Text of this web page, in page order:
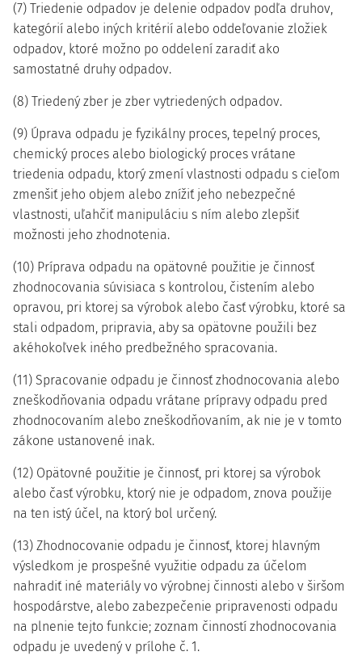
(7) Triedenie odpadov je delenie odpadov podľa druhov,
kategórií alebo iných kritérií alebo oddeľovanie zložiek
odpadov, ktoré možno po oddelení zaradiť ako
samostatné druhy odpadov.
(8) Triedený zber je zber vytriedených odpadov.
(9) Úprava odpadu je fyzikálny proces, tepelný proces,
chemický proces alebo biologický proces vrátane
triedenia odpadu, ktorý zmení vlastnosti odpadu s cieľom
zmenšiť jeho objem alebo znížiť jeho nebezpečné
vlastnosti, uľahčiť manipuláciu s ním alebo zlepšiť
možnosti jeho zhodnotenia.
(10) Príprava odpadu na opätovné použitie je činnosť
zhodnocovania súvisiaca s kontrolou, čistením alebo
opravou, pri ktorej sa výrobok alebo časť výrobku, ktoré sa
stali odpadom, pripravia, aby sa opätovne použili bez
akéhokoľvek iného predbežného spracovania.
(11) Spracovanie odpadu je činnosť zhodnocovania alebo
zneškodňovania odpadu vrátane prípravy odpadu pred
zhodnocovaním alebo zneškodňovaním, ak nie je v tomto
zákone ustanovené inak.
(12) Opätovné použitie je činnosť, pri ktorej sa výrobok
alebo časť výrobku, ktorý nie je odpadom, znova použije
na ten istý účel, na ktorý bol určený.
(13) Zhodnocovanie odpadu je činnosť, ktorej hlavným
výsledkom je prospešné využitie odpadu za účelom
nahradiť iné materiály vo výrobnej činnosti alebo v širšom
hospodárstve, alebo zabezpečenie pripravenosti odpadu
na plnenie tejto funkcie; zoznam činností zhodnocovania
odpadu je uvedený v prílohe č. 1.